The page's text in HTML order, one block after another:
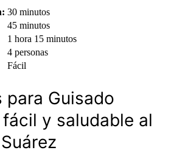
30 minutos
45 minutos
1 hora 15 minutos
4 personas
Fácil
para Guisado
y saludable al